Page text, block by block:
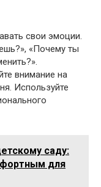
свои эмоции.
«Почему ты
внимание на
Используйте
саду:
для